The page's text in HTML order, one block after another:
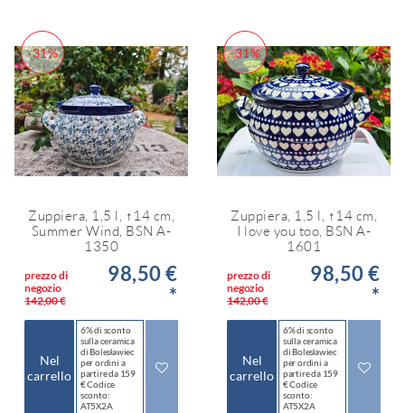
-31%
Zuppiera, 1,5 l, ↑14 cm,
Summer Wind, BSN A-
1350
prezzo di
negozio
142,00 €
98,50 €
*
Nel
carrello
6% di sconto
sulla ceramica
di Bolesławiec
per ordini a
partire da 159
€ Codice
sconto:
AT5X2A
-31%
Zuppiera, 1,5 l, ↑14 cm,
I love you too, BSN A-
1601
prezzo di
negozio
142,00 €
98,50 €
*
Nel
carrello
6% di sconto
sulla ceramica
di Bolesławiec
per ordini a
partire da 159
€ Codice
sconto:
AT5X2A